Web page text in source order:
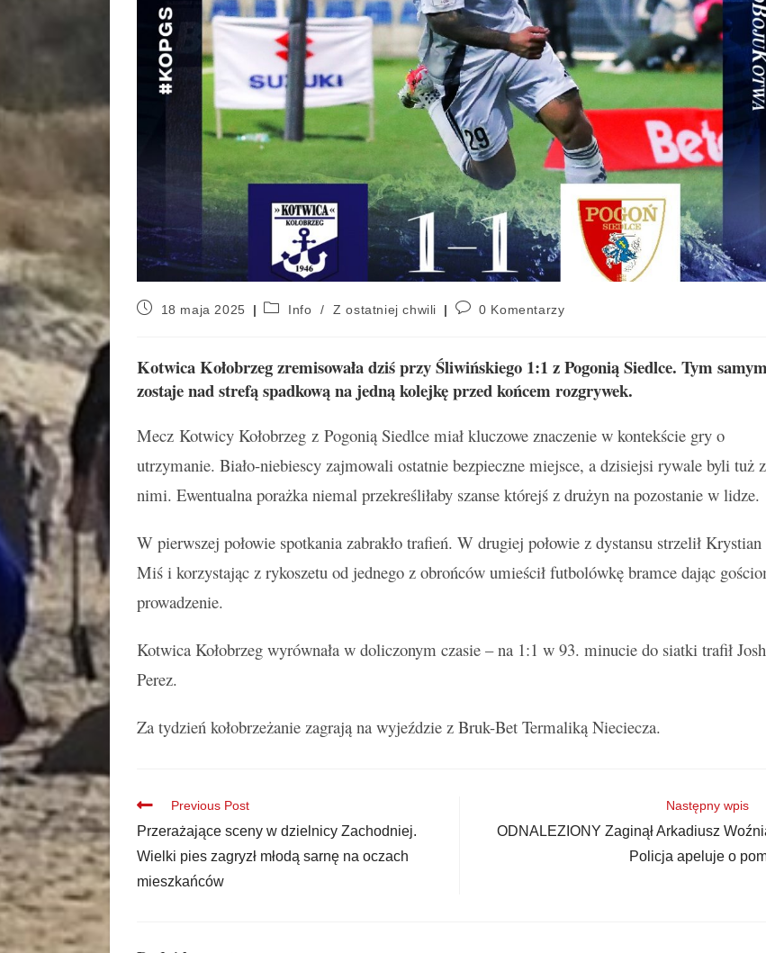
18 maja 2025 Info / Z ostatniej chwili 0 Komentarzy
Kotwica Kołobrzeg zremisowała dziś przy Śliwińskiego 1:1 z Pogonią Siedlce. Tym samym
zostaje nad strefą spadkową na jedną kolejkę przed końcem rozgrywek.
Mecz Kotwicy Kołobrzeg z Pogonią Siedlce miał kluczowe znaczenie w kontekście gry o
utrzymanie. Biało-niebiescy zajmowali ostatnie bezpieczne miejsce, a dzisiejsi rywale byli tuż
nimi. Ewentualna porażka niemal przekreśliłaby szanse którejś z drużyn na pozostanie w lidze.
W pierwszej połowie spotkania zabrakło trafień. W drugiej połowie z dystansu strzelił Krystian
Miś i korzystając z rykoszetu od jednego z obrońców umieścił futbolówkę bramce dając
prowadzenie.
Kotwica Kołobrzeg wyrównała w doliczonym czasie – na 1:1 w 93. minucie do siatki trafił
Perez.
Za tydzień kołobrzeżanie zagrają na wyjeździe z Bruk-Bet Termaliką Nieciecza.
Previous Post
Przerażające sceny w dzielnicy Zachodniej.
Wielki pies zagryzł młodą sarnę na oczach
mieszkańców
Następny wpis
ODNALEZIONY Zaginął Arkadiusz
Policja apeluje o